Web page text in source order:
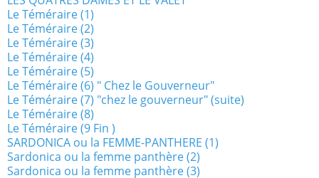
Le Téméraire (1)
Le Téméraire (2)
Le Téméraire (3)
Le Téméraire (4)
Le Téméraire (5)
Le Téméraire (6) " Chez le Gouverneur"
Le Téméraire (7) "chez le gouverneur" (suite)
Le Téméraire (8)
Le Téméraire (9 Fin )
SARDONICA ou la FEMME-PANTHERE (1)
Sardonica ou la femme panthère (2)
Sardonica ou la femme panthère (3)